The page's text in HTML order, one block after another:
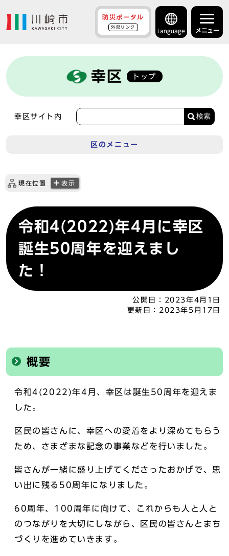
防災ポータル
外部リンク
Language メニュー
幸区 トップ
幸区サイト内 検索
区のメニュー
現在位置 表示
令和4(2022)年4月に幸区
誕生50周年を迎えまし
た！
公開日：
2023年4月1日
更新日： 2023年5月17日
概要
令和4(2022)年4月、幸区は誕生50周年を迎えま
した。
区民の皆さんに、幸区への愛着をより深めてもらう
ため、さまざまな記念の事業などを行いました。
皆さんが一緒に盛り上げてくださったおかげで、思
い出に残る50周年になりました。
60周年、100周年に向けて、これからも人と人と
のつながりを大切にしながら、区民の皆さんとまち
づくりを進めていきます。